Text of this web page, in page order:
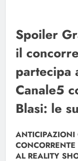
Spoiler
il
partecipa
Canale5
Blasi: le
ANTICIPAZIONI
AL REALITY